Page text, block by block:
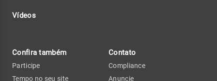
Vídeos
Confira também
Participe
Tempo no seu site
Contato
Compliance
Anuncie